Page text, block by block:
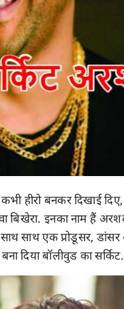
हीरो बनकर दिखाई
इनका नाम हैं अरशद
साथ एक प्रोडूसर,
दिया बॉलीवुड का सर्किट.